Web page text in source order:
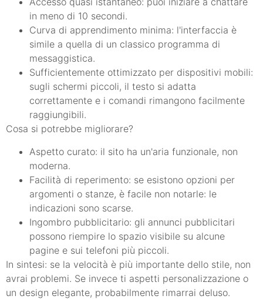
in meno di 10 secondi.
Curva di apprendimento minima: l'interfaccia è
simile a quella di un classico programma di
messaggistica.
Sufficientemente ottimizzato per dispositivi mobili:
sugli schermi piccoli, il testo si adatta
correttamente e i comandi rimangono facilmente
raggiungibili.
Cosa si potrebbe migliorare?
Aspetto curato: il sito ha un'aria funzionale, non
moderna.
Facilità di reperimento: se esistono opzioni per
argomenti o stanze, è facile non notarle: le
indicazioni sono scarse.
Ingombro pubblicitario: gli annunci pubblicitari
possono riempire lo spazio visibile su alcune
pagine e sui telefoni più piccoli.
In sintesi: se la velocità è più importante dello stile, non
avrai problemi. Se invece ti aspetti personalizzazione o
un design elegante, probabilmente rimarrai deluso.